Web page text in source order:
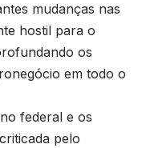
mudanças nas
hostil para o
os
em todo o
federal e os
pelo